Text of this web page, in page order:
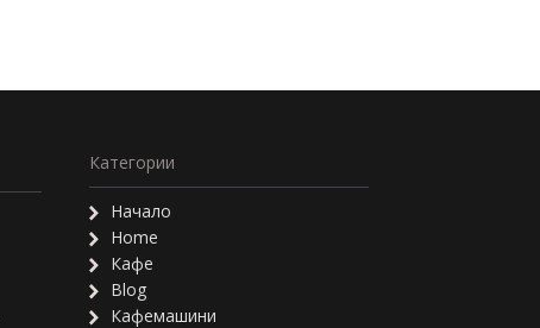
Категории
Начало
Home
Кафе
Blog
Кафемашини